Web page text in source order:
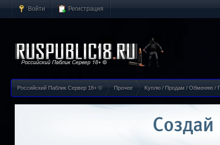
Войти Регистрация
Российский Паблик Сервер 18+ © Прочее Kуплю / Продам / Обменяю /